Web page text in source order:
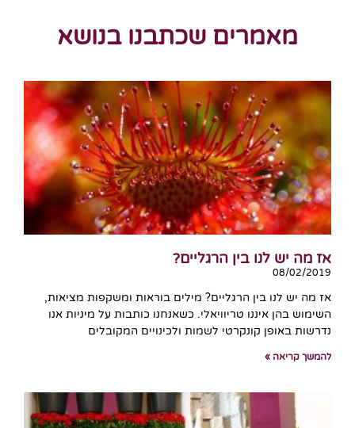
מאמרים שכתבנו בנושא
אז מה יש לנו בין הרגליים?
08/02/2019
אז מה יש לנו בין הרגליים? מילים בוראות ומשקפות מציאות,
השימוש בהן איננו טריוויאלי. כשאנחנו כותבות על מיניות אנו
נדרשות באופן קונקרטי לשמות ולכינויים המקובלים
להמשך קריאה »